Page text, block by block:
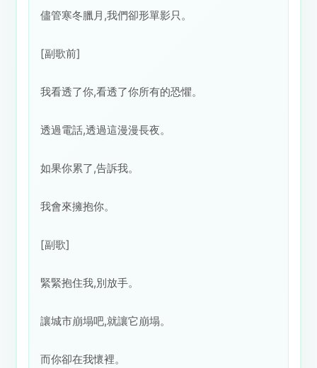
儘管寒冬臘月,我們卻形單影只。
[副歌前]
我看透了你,看透了你所有的恐懼。
透過電話,透過這漫漫長夜。
如果你累了,告訴我。
我會來擁抱你。
[副歌]
緊緊抱住我,別放手。
讓城市崩塌吧,就讓它崩塌。
而你卻在我懷裡。